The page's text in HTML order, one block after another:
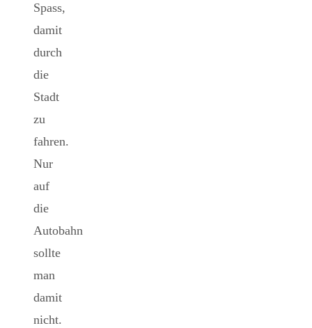
Spass,
damit
durch
die
Stadt
zu
fahren.
Nur
auf
die
Autobahn
sollte
man
damit
nicht.